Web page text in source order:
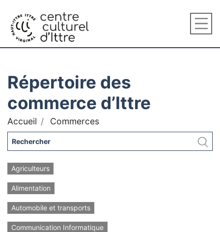
Répertoire des
commerce d’Ittre
Accueil Commerces
Agriculteurs
Alimentation
Automobile et transports
Communication Informatique